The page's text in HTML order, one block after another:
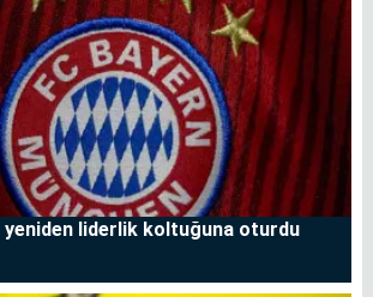
yeniden liderlik koltuğuna oturdu